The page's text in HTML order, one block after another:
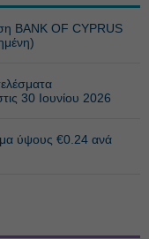
BANK OF CYPRUS
30 Ιουνίου 2026
ύψους €0.24 ανά